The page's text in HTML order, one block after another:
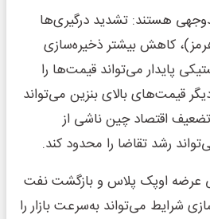
هستند: تشدید درگیری‌ها
کاهش بیشتر ذخیره‌سازی
پایدار می‌تواند قیمت‌ها را
قیمت‌های بالای بنزین می‌تواند
اقتصاد چین ناشی از
رشد تقاضا را محدود کند.
عرضه اوپک پلاس و بازگشت نفت
شرایط می‌تواند به‌سرعت بازار را